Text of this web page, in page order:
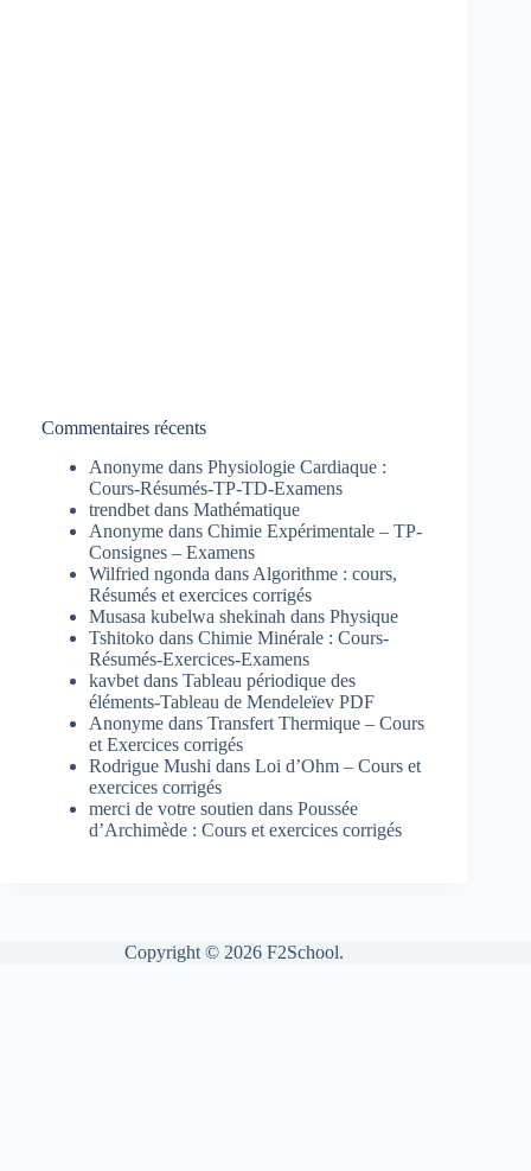
Commentaires récents
Anonyme dans Physiologie Cardiaque :
Cours-Résumés-TP-TD-Examens
trendbet dans Mathématique
Anonyme dans Chimie Expérimentale – TP-
Consignes – Examens
Wilfried ngonda dans Algorithme : cours,
Résumés et exercices corrigés
Musasa kubelwa shekinah dans Physique
Tshitoko dans Chimie Minérale : Cours-
Résumés-Exercices-Examens
kavbet dans Tableau périodique des
éléments-Tableau de Mendeleïev PDF
Anonyme dans Transfert Thermique – Cours
et Exercices corrigés
Rodrigue Mushi dans Loi d’Ohm – Cours et
exercices corrigés
merci de votre soutien dans Poussée
d’Archimède : Cours et exercices corrigés
Copyright © 2026 F2School.